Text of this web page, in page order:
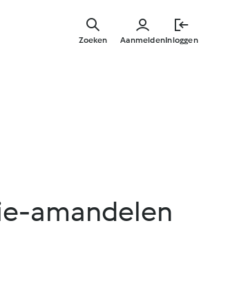
AanmeldenInloggen
Zoeken
amandelen